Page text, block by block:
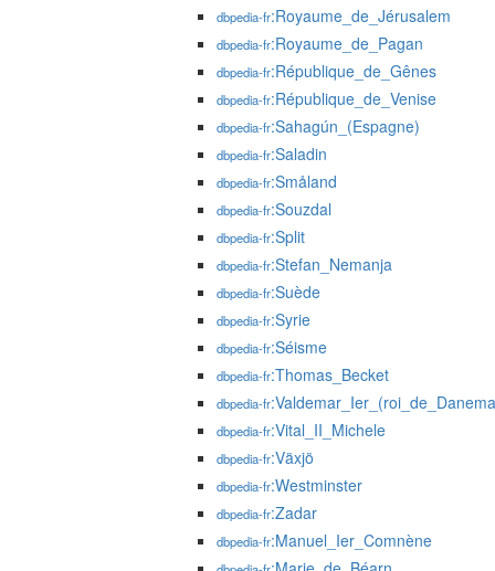
dbpedia-fr:Royaume_de_Jérusalem
dbpedia-fr:Royaume_de_Pagan
dbpedia-fr:République_de_Gênes
dbpedia-fr:République_de_Venise
dbpedia-fr:Sahagún_(Espagne)
dbpedia-fr:Saladin
dbpedia-fr:Småland
dbpedia-fr:Souzdal
dbpedia-fr:Split
dbpedia-fr:Stefan_Nemanja
dbpedia-fr:Suède
dbpedia-fr:Syrie
dbpedia-fr:Séisme
dbpedia-fr:Thomas_Becket
dbpedia-fr
dbpedia-fr:Vital_II_Michele
dbpedia-fr:Växjö
dbpedia-fr:Westminster
dbpedia-fr:Zadar
dbpedia-fr:Manuel_Ier_Comnène